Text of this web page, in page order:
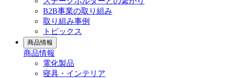
B2B事業の取り組み
取り組み事例
トピックス
商品情報
商品情報
電化製品
寝具・インテリア